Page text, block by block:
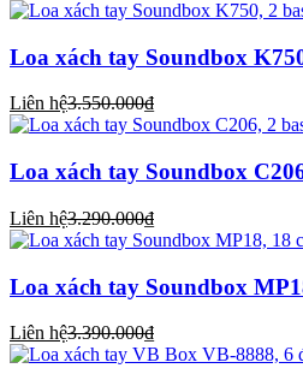
Loa xách tay Soundbox
Liên hệ3.550.000₫
Loa xách tay Soundbox
Liên hệ3.290.000₫
Loa xách tay Soundbox
Liên hệ3.390.000₫